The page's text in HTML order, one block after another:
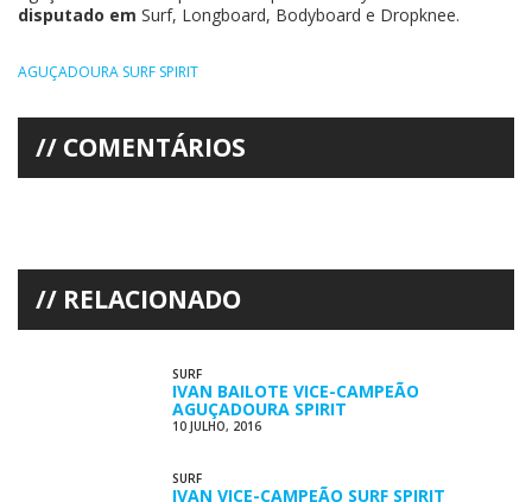
disputado em Surf, Longboard, Bodyboard e Dropknee.
AGUÇADOURA SURF SPIRIT
COMENTÁRIOS
RELACIONADO
SURF
IVAN BAILOTE VICE-CAMPEÃO
AGUÇADOURA SPIRIT
10 JULHO, 2016
SURF
IVAN VICE-CAMPEÃO SURF SPIRIT